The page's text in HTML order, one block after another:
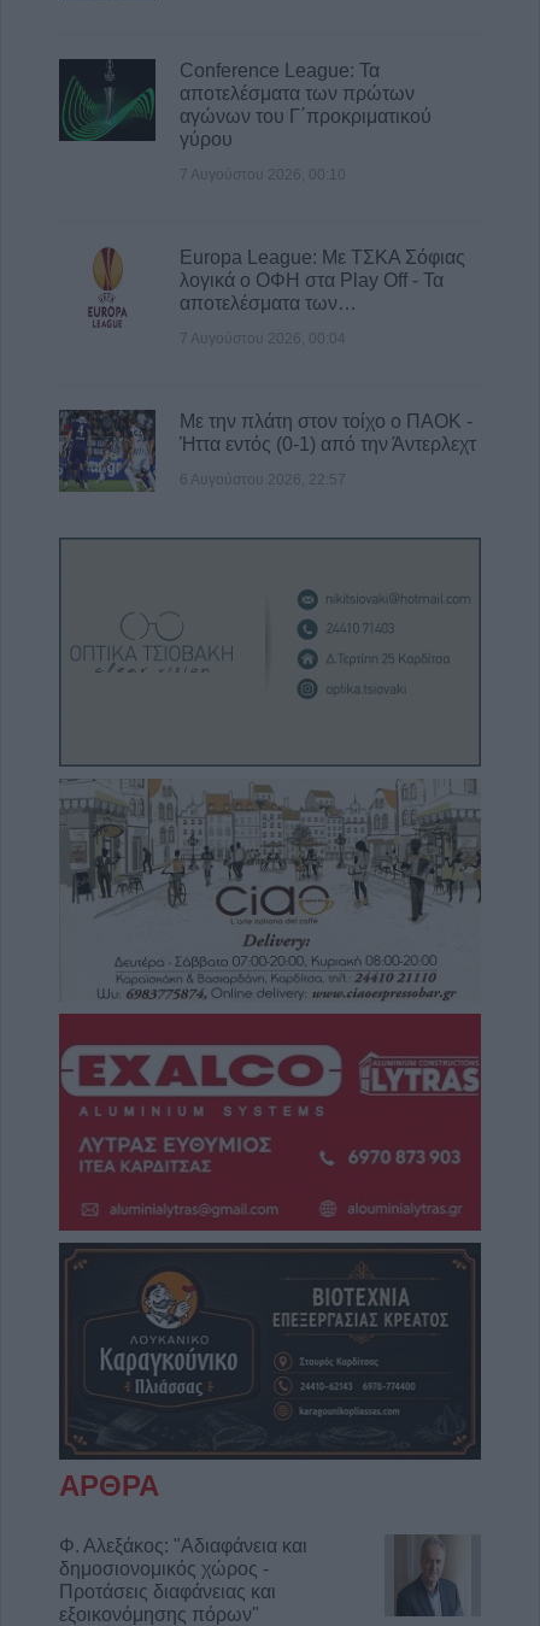
Conference League: Τα
αποτελέσματα των πρώτων
αγώνων του Γ΄προκριματικού
γύρου
7 Αυγούστου 2026, 00:10
Europa League: Με ΤΣΚΑ Σόφιας
λογικά ο ΟΦΗ στα Play Off - Τα
αποτελέσματα των…
7 Αυγούστου 2026, 00:04
Με την πλάτη στον τοίχο ο ΠΑΟΚ -
Ήττα εντός (0-1) από την Άντερλεχτ
6 Αυγούστου 2026, 22:57
ΑΡΘΡΑ
Φ. Αλεξάκος: "Αδιαφάνεια και
δημοσιονομικός χώρος -
Προτάσεις διαφάνειας και
εξοικονόμησης πόρων"